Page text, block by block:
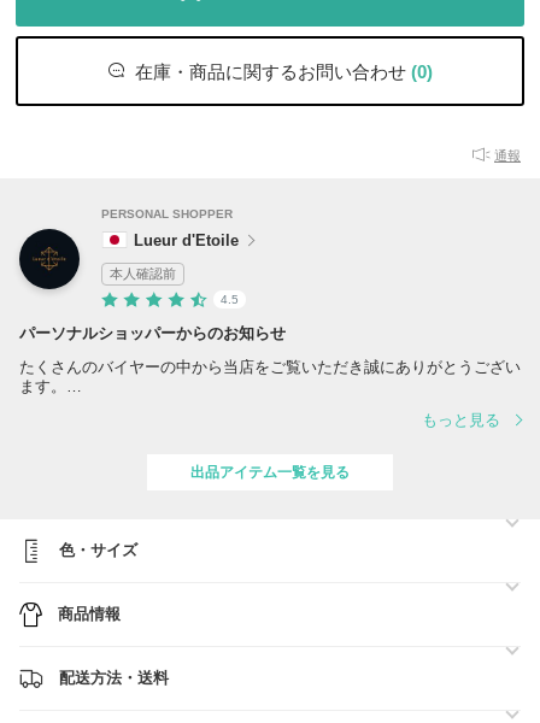
在庫・商品に関するお問い合わせ (0)
通報
PERSONAL SHOPPER
Lueur d'Etoile
本人確認前
4.5
パーソナルショッパーからのお知らせ
たくさんのバイヤーの中から当店をご覧いただき誠にありがとうござい
ます。
う精一杯勤めて参りますので、どうぞよろしくお願い申し上げます。
●当店の掲載商品は全て各ブランドの検品を通過した「新品・未使用・
●全商品、送料無料でお届けします。
●海外からの配送になりますが、出来るだけ早い発送を心がけ、現地の
状況も逐一ご共有させていただき、安心したお取引をさせていただきま
※安心したお取引のためにご注文の前に必ず【お取引について】をご一
もっと見る
出品アイテム一覧を見る
色・サイズ
商品情報
配送方法・送料